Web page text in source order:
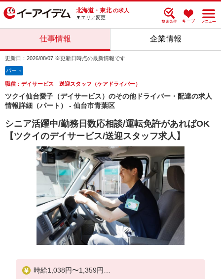
北海道・東北 の求人
▼エリア変更
仕事情報 企業情報
更新日：2026/08/07 ※更新日時点の最新情報です
パート
職種：デイサービス 送迎スタッフ（ケアドライバー）
ツクイ仙台愛子（デイサービス）のその他ドライバー・配達の求人
情報詳細（パート） - 仙台市青葉区
シニア活躍中/勤務日数応相談/運転免許があればOK
【ツクイのデイサービス/送迎スタッフ求人】
時給1,038円〜1,359円